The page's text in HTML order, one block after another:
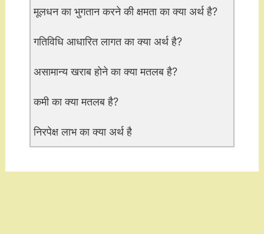
मूलधन का भुगतान करने की क्षमता का क्या अर्थ है?
गतिविधि आधारित लागत का क्या अर्थ है?
असामान्य खराब होने का क्या मतलब है?
कमी का क्या मतलब है?
निरपेक्ष लाभ का क्या अर्थ है